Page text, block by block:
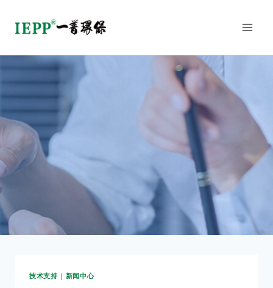
技术支持 | 新闻中心